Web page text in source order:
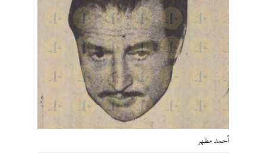
أحمد مظهر